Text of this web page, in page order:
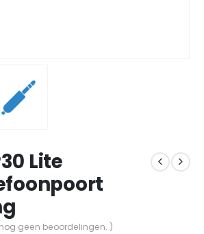
Lite
nog geen beoordelingen. )